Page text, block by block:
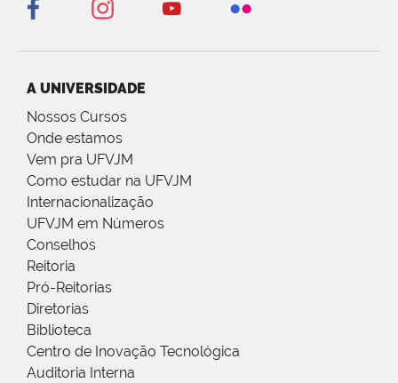
A UNIVERSIDADE
Nossos Cursos
Onde estamos
Vem pra UFVJM
Como estudar na UFVJM
Internacionalização
UFVJM em Números
Conselhos
Reitoria
Pró-Reitorias
Diretorias
Biblioteca
Centro de Inovação Tecnológica
Auditoria Interna